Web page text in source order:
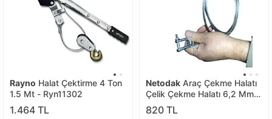
Rayno Halat Çektirme 4 Ton
1.5 Mt - Ryn11302
1.464 TL
Netodak Araç Çekme Halatı
Çelik Çekme Halatı 6,2 Mm
Kalınlık 2,5 Metre Uzunluk
820 TL